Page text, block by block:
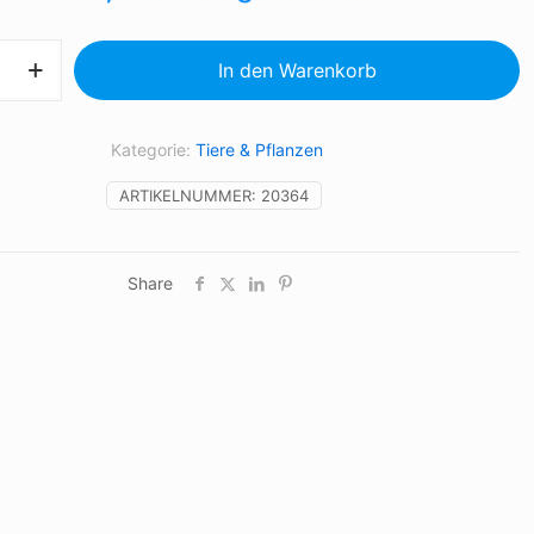
In den Warenkorb
ARTIKELNUMMER: 20364
Kategorie: Tiere & Pflanzen
Share